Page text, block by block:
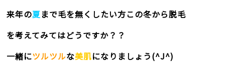
来年の夏まで毛を無くしたい方この冬から脱毛
を考えてみてはどうですか？？
一緒にツルツルな美肌になりましょう(^J^)